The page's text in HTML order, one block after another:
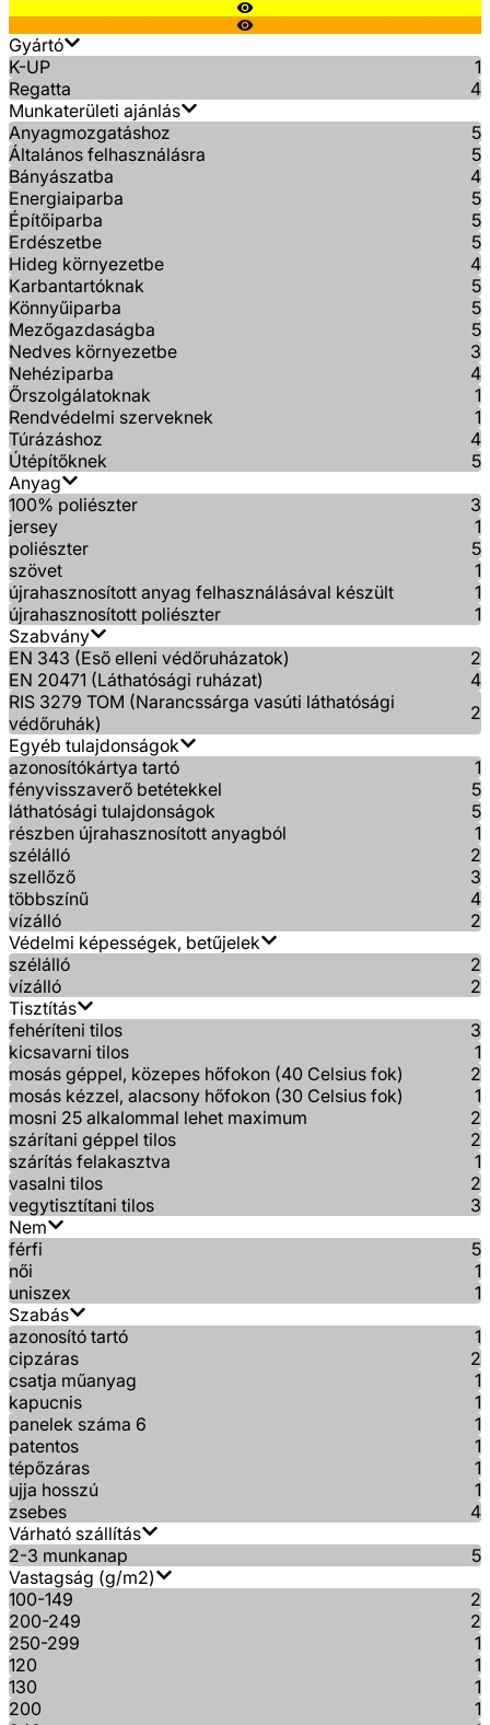
Gyártó
K-UP
1
Regatta
4
Munkaterületi ajánlás
Anyagmozgatáshoz
5
Általános felhasználásra
5
Bányászatba
4
Energiaiparba
5
Építőiparba
5
Erdészetbe
5
Hideg környezetbe
4
Karbantartóknak
5
Könnyűiparba
5
Mezőgazdaságba
5
Nedves környezetbe
3
Nehéziparba
4
Őrszolgálatoknak
1
Rendvédelmi szerveknek
1
Túrázáshoz
4
Útépítőknek
5
Anyag
100% poliészter
3
jersey
1
poliészter
5
szövet
1
újrahasznosított anyag felhasználásával készült
1
újrahasznosított poliészter
1
Szabvány
EN 343 (Eső elleni védőruházatok)
2
EN 20471 (Láthatósági ruházat)
4
RIS 3279 TOM (Narancssárga vasúti láthatósági
védőruhák)
2
Egyéb tulajdonságok
azonosítókártya tartó
1
fényvisszaverő betétekkel
5
láthatósági tulajdonságok
5
részben újrahasznosított anyagból
1
szélálló
2
szellőző
3
többszínű
4
vízálló
2
Védelmi képességek, betűjelek
szélálló
2
vízálló
2
Tisztítás
fehéríteni tilos
3
kicsavarni tilos
1
mosás géppel, közepes hőfokon (40 Celsius fok)
2
mosás kézzel, alacsony hőfokon (30 Celsius fok)
1
mosni 25 alkalommal lehet maximum
2
szárítani géppel tilos
2
szárítás felakasztva
1
vasalni tilos
2
vegytisztítani tilos
3
Nem
férfi
5
női
1
uniszex
1
Szabás
azonosító tartó
1
cipzáras
2
csatja műanyag
1
kapucnis
1
panelek száma 6
1
patentos
1
tépőzáras
1
ujja hosszú
1
zsebes
4
Várható szállítás
2-3 munkanap
5
Vastagság (g/m2)
100-149
2
200-249
2
250-299
1
120
1
130
1
200
1